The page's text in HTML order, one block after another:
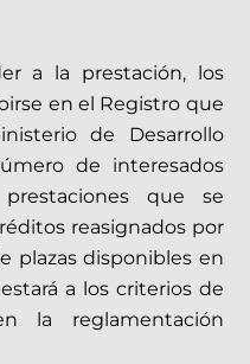
a la prestación, los
en el Registro que
de Desarrollo
de interesados
que se
reasignados por
plazas disponibles en
a los criterios de
la reglamentación